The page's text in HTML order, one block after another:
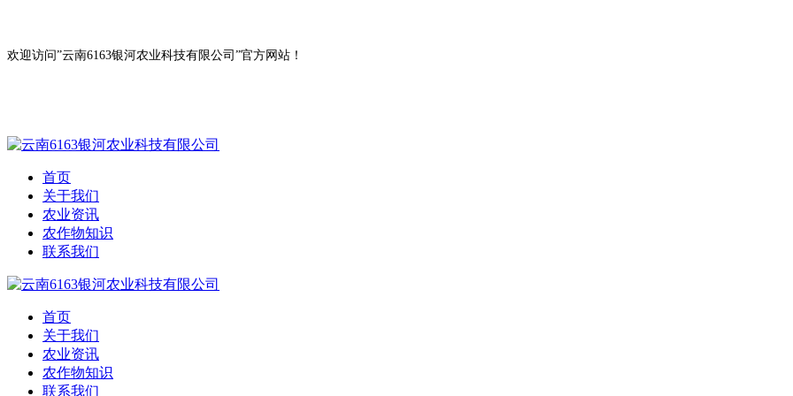
欢迎访问”云南6163银河农业科技有限公司”官方网站！
首页
关于我们
农业资讯
农作物知识
联系我们
首页
关于我们
农业资讯
农作物知识
联系我们